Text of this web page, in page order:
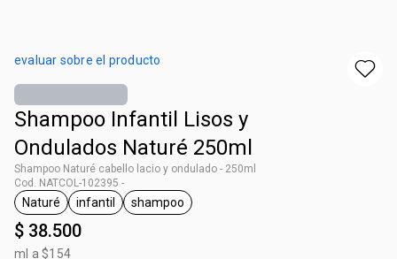
evaluar sobre el producto
Shampoo Infantil Lisos y
Ondulados Naturé 250ml
Shampoo Naturé cabello lacio y ondulado - 250ml
Cod. NATCOL-102395 -
general.tag Naturé
Naturé
general.tag infantil
infantil
general.tag shampoo
shampoo
$ 38.500
ml a $154